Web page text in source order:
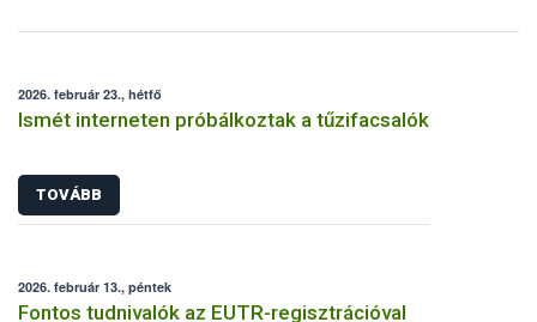
fatermékek. Fontos ugyanakkor az is, hogy a regisztráció során
2026. február 23., hétfő
Ismét interneten próbálkoztak a tűzifacsalók
TOVÁBB
2026. február 13., péntek
Fontos tudnivalók az EUTR-regisztrációval